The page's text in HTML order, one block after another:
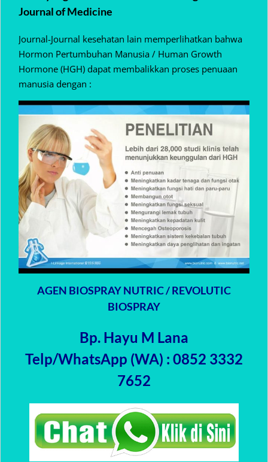
Journal of Medicine
Journal-Journal kesehatan lain memperlihatkan bahwa
Hormon Pertumbuhan Manusia / Human Growth
Hormone (HGH) dapat membalikkan proses penuaan
manusia dengan :
AGEN BIOSPRAY NUTRIC / REVOLUTIC
BIOSPRAY
Bp. Hayu M Lana
Telp/WhatsApp (WA) : 0852 3332
7652